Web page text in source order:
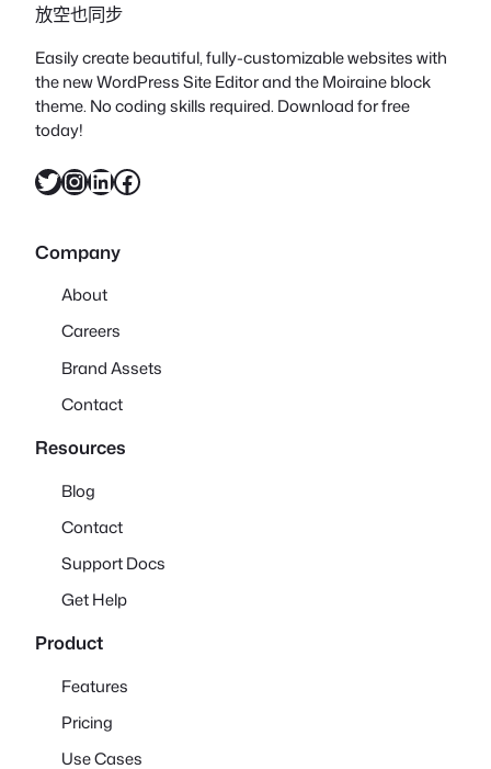
放空也同步
Easily create beautiful, fully-customizable websites with
the new WordPress Site Editor and the Moiraine block
theme. No coding skills required. Download for free
today!
X InstagramLinkedIn Facebook
Company
About
Careers
Brand Assets
Contact
Resources
Blog
Contact
Support Docs
Get Help
Product
Features
Pricing
Use Cases